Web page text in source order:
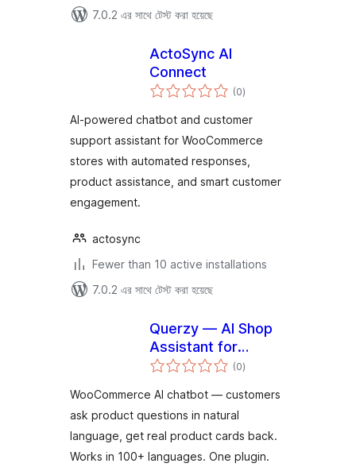
7.0.2 এর সাথে টেস্ট করা হয়েছে
ActoSync AI
Connect
(0total
ratings
)
AI-powered chatbot and customer
support assistant for WooCommerce
stores with automated responses,
product assistance, and smart customer
engagement.
actosync
Fewer than 10 active installations
7.0.2 এর সাথে টেস্ট করা হয়েছে
Querzy — AI Shop
Assistant for
WooCommerce
(0total
ratings
)
WooCommerce AI chatbot — customers
ask product questions in natural
language, get real product cards back.
Works in 100+ languages. One plugin.